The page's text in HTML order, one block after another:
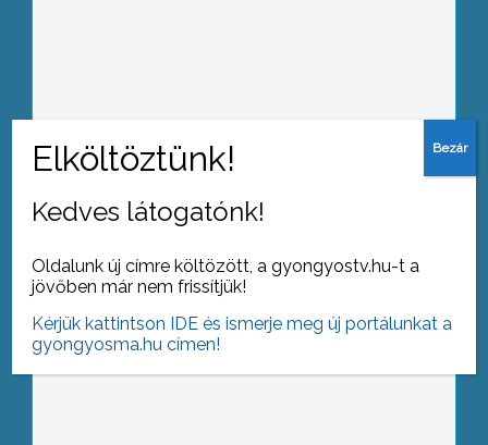
Augusztus 20. alkalmából a
elismerését, a Szinnyei József-díjat
vehette át Pelle Sándor
Kedves látogatónk!
Oldalunk új címre költözött, a gyongyostv.hu-t a
jövőben már nem frissítjük!
Kérjük kattintson IDE és ismerje meg új portálunkat a
gyongyosma.hu címen!